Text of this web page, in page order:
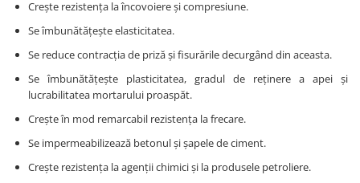
Creşte rezistenţa la încovoiere şi compresiune.
Se îmbunătăţeşte elasticitatea.
Se reduce contracţia de priză şi fisurările decurgând din aceasta.
Se îmbunătăţeşte plasticitatea, gradul de reţinere a apei şi
lucrabilitatea mortarului proaspăt.
Creşte în mod remarcabil rezistenţa la frecare.
Se impermeabilizează betonul şi şapele de ciment.
Creşte rezistenţa la agenţii chimici şi la produsele petroliere.